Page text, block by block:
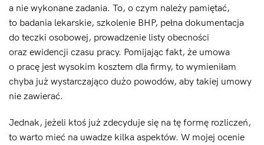
a nie wykonane zadania. To, o czym należy pamiętać,
to badania lekarskie, szkolenie BHP, pełna dokumentacja
do teczki osobowej, prowadzenie listy obecności
oraz ewidencji czasu pracy. Pomijając fakt, że umowa
o pracę jest wysokim kosztem dla firmy, to wymieniłam
chyba już wystarczająco dużo powodów, aby takiej umowy
nie zawierać.
Jednak, jeżeli ktoś już zdecyduje się na tę formę rozliczeń,
to warto mieć na uwadze kilka aspektów. W mojej ocenie